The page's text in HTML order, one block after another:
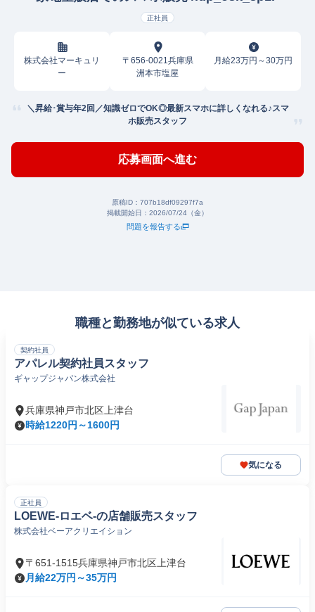
正社員
株式会社マーキュリ
ー
〒656-0021兵庫県
洲本市塩屋
月給23万円～30万円
＼昇給･賞与年2回／知識ゼロでOK◎最新スマホに詳しくなれる♪スマ
ホ販売スタッフ
応募画面へ進む
原稿ID： 707b18df09297f7a
掲載開始日： 2026/07/24（金）
問題を報告する
職種と勤務地が似ている求人
契約社員
アパレル契約社員スタッフ
ギャップジャパン株式会社
兵庫県神戸市北区上津台
時給1220円～1600円
気になる
正社員
LOEWE-ロエベ-の店舗販売スタッフ
株式会社ベーアクリエイション
〒651-1515兵庫県神戸市北区上津台
月給22万円～35万円